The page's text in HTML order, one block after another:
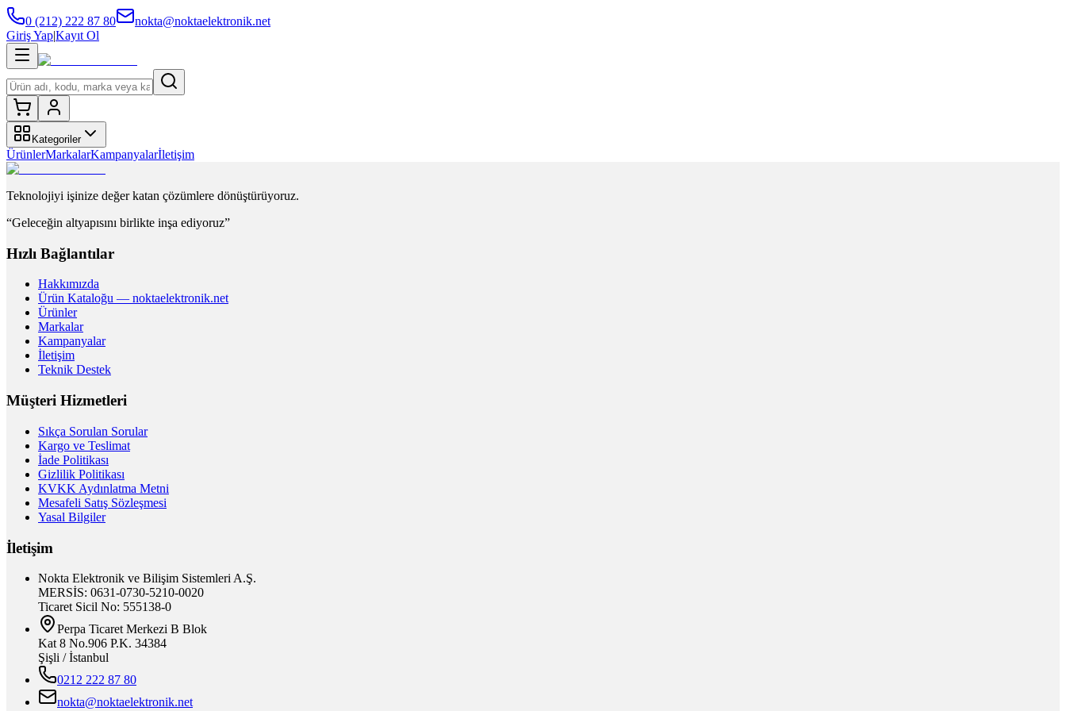
0 (212) 222 87 80
nokta@noktaelektronik.net
Giriş Yap|Kayıt Ol
Kategoriler
ÜrünlerMarkalarKampanyalarİletişim
Teknolojiyi işinize değer katan çözümlere dönüştürüyoruz.
“Geleceğin altyapısını birlikte inşa ediyoruz”
Hızlı Bağlantılar
Hakkımızda
Ürün Kataloğu — noktaelektronik.net
Ürünler
Markalar
Kampanyalar
İletişim
Teknik Destek
Müşteri Hizmetleri
Sıkça Sorulan Sorular
Kargo ve Teslimat
İade Politikası
Gizlilik Politikası
KVKK Aydınlatma Metni
Mesafeli Satış Sözleşmesi
Yasal Bilgiler
İletişim
Nokta Elektronik ve Bilişim Sistemleri A.Ş.
MERSİS: 0631-0730-5210-0020
Ticaret Sicil No: 555138-0
Perpa Ticaret Merkezi B Blok
Kat 8 No.906 P.K. 34384
Şişli / İstanbul
0212 222 87 80
nokta@noktaelektronik.net